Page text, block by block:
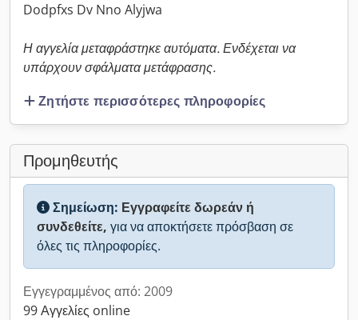
Dodpfxs Dv Nno Alyjwa
Η αγγελία μεταφράστηκε αυτόματα. Ενδέχεται να
υπάρχουν σφάλματα μετάφρασης.
Ζητήστε περισσότερες πληροφορίες
Προμηθευτής
Σημείωση: Εγγραφείτε δωρεάν ή
συνδεθείτε, για να αποκτήσετε πρόσβαση σε
όλες τις πληροφορίες.
Εγγεγραμμένος από: 2009
99 Αγγελίες online